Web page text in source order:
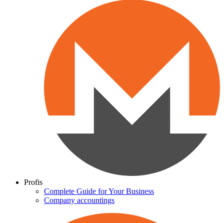
Profis
Complete Guide for Your Business
Company accountings